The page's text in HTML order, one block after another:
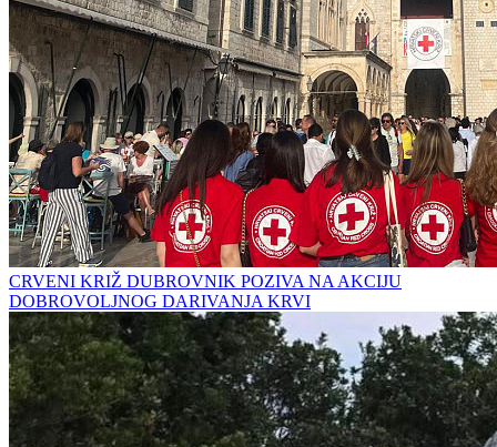
CRVENI KRIŽ DUBROVNIK POZIVA NA AKCIJU
DOBROVOLJNOG DARIVANJA KRVI